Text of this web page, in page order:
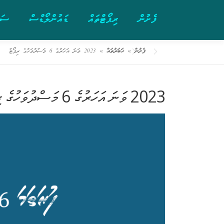
content
ޑައުންލޯޑްސް ރިޕޯޓްތައް ފެށުން
ފެށުން»ޚަބަރުތައް » 2023 ވަނަ އަހަރުގެ 6 މަސްދުވަހުގެ ރިޕޯޓް
2023 ވަނަ އަހަރުގެ 6 މަސްދުވަހުގެ ރިޕޯޓް